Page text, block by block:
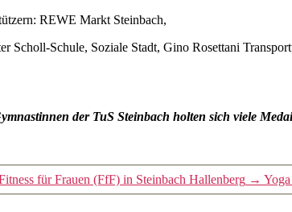
REWE Markt Steinbach,
Scholl-Schule, Soziale Stadt, Gino Rosettani
der TuS Steinbach holten sich viele
für Frauen (FfF) in Steinbach Hallenberg →